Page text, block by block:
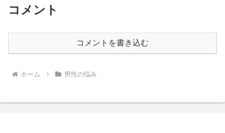
コメント
コメントを書き込む
ホーム 男性の悩み